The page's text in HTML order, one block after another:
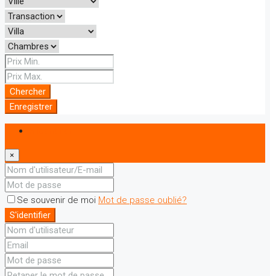
Chercher
Enregistrer
×
Se souvenir de moi Mot de passe oublié?
S'identifier